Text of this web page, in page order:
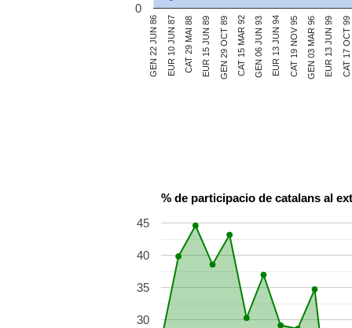
GEN 22 JUN 86EUR 10 JUN 87CAT 29 MAI 88EUR 15 JUN 89GEN 29 OCT 89CAT 15 MAR 92GEN 06 JUN 93EUR 13 JUN 94CAT 19 NOV 95GEN 03 MAR 96EUR 13 JUN 99CAT 17 OCT 99
0
% de participacio de catalans al
30
35
40
45